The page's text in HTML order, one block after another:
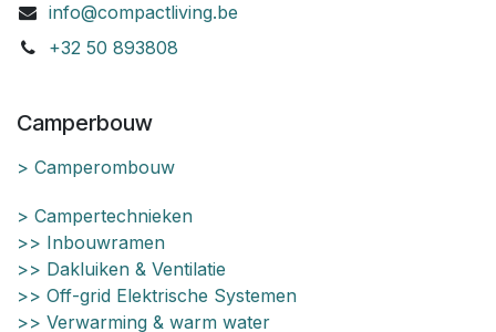
info@compactliving.be
+32 50 893808
Camperbouw
> Camperombouw
> Campertechnieken
>> Inbouwramen
>> Dakluiken & Ventilatie
>> Off-grid Elektrische Systemen
>> Verwarming & warm water